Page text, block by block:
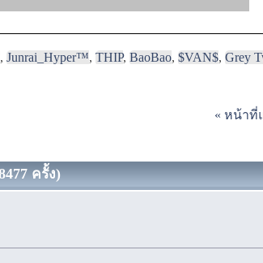
,Junrai_Hyper™,THIP,BaoBao,$VAN$,Grey
« หน้าที่
ครั้ง)